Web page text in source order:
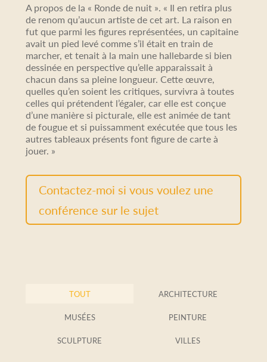
A propos de la « Ronde de nuit ». « Il en retira plus
de renom qu’aucun artiste de cet art. La raison en
fut que parmi les figures représentées, un capitaine
avait un pied levé comme s’il était en train de
marcher, et tenait à la main une hallebarde si bien
dessinée en perspective qu’elle apparaissait à
chacun dans sa pleine longueur. Cette œuvre,
quelles qu’en soient les critiques, survivra à toutes
celles qui prétendent l’égaler, car elle est conçue
d’une manière si picturale, elle est animée de tant
de fougue et si puissamment exécutée que tous les
autres tableaux présents font figure de carte à
jouer. »
Contactez-moi si vous voulez une
conférence sur le sujet
TOUT ARCHITECTURE
MUSÉES PEINTURE
SCULPTURE VILLES